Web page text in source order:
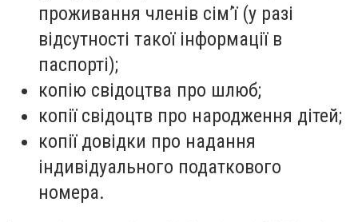
проживання членів сім’ї (у разі
відсутності такої інформації в
паспорті);
копію свідоцтва про шлюб;
копії свідоцтв про народження дітей;
копії довідки про надання
індивідуального податкового
номера.